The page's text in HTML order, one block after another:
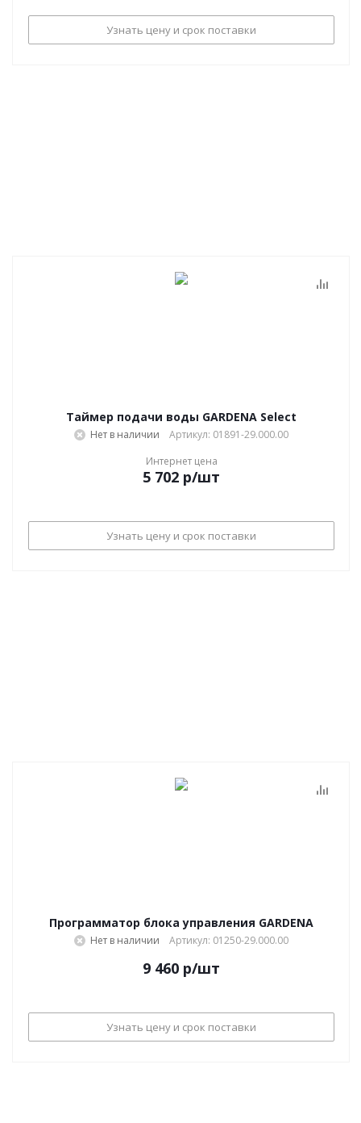
Узнать цену и срок поставки
Таймер подачи воды GARDENA Select
Нет в наличии
Артикул: 01891-29.000.00
Интернет цена
5 702 р/шт
Узнать цену и срок поставки
Программатор блока управления GARDENA
Нет в наличии Артикул: 01250-29.000.00
9 460 р/шт
Узнать цену и срок поставки